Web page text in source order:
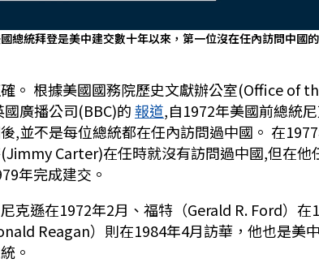
總統拜登是美中建交數十年以來，第一位沒在任內訪問中國
。 根據美國國務院歷史文獻辦公室(Office of
國廣播公司(BBC)的報道,自1972年美國前總統
,並不是每位總統都在任內訪問過中國。 在
Carter)在任時就沒有訪問過中國,但在他
年完成建交。
克遜在1972年2月、福特（Gerald R. Ford）在
Reagan）則在1984年4月訪華，他也是美
。